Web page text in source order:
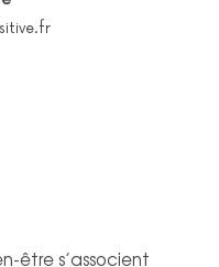
être s’associent